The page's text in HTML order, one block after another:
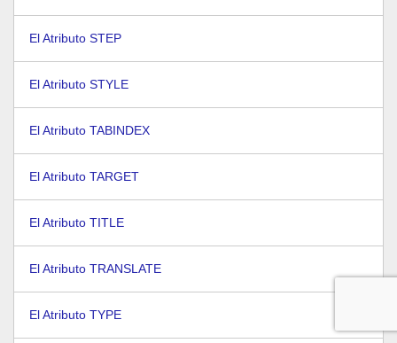
El Atributo STEP
El Atributo STYLE
El Atributo TABINDEX
El Atributo TARGET
El Atributo TITLE
El Atributo TRANSLATE
El Atributo TYPE